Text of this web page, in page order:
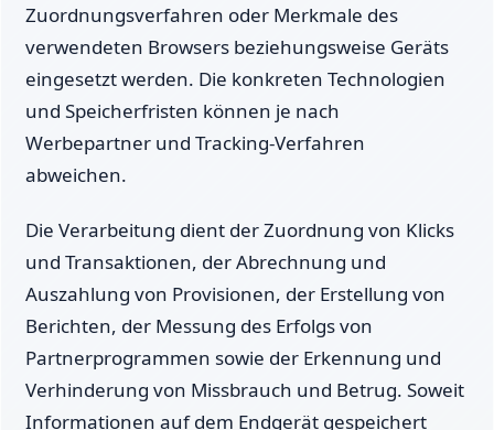
Zuordnungsverfahren oder Merkmale des
verwendeten Browsers beziehungsweise Geräts
eingesetzt werden. Die konkreten Technologien
und Speicherfristen können je nach
Werbepartner und Tracking-Verfahren
abweichen.
Die Verarbeitung dient der Zuordnung von Klicks
und Transaktionen, der Abrechnung und
Auszahlung von Provisionen, der Erstellung von
Berichten, der Messung des Erfolgs von
Partnerprogrammen sowie der Erkennung und
Verhinderung von Missbrauch und Betrug. Soweit
Informationen auf dem Endgerät gespeichert